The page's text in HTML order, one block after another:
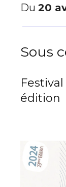
Du 20
Sous
édition